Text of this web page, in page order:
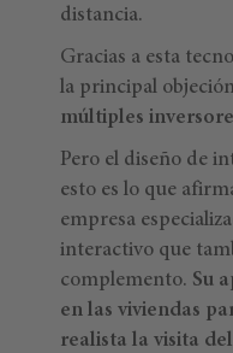
distancia.
Gracias a esta
la principal
múltiples
Pero el diseño de
esto es lo que
empresa
interactivo que
complemento. Su
en las viviendas
realista la visita